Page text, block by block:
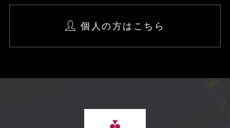
個人の方はこちら